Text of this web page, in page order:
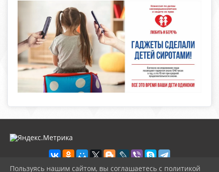
Пользуясь нашим сайтом, вы соглашаетесь с политикой